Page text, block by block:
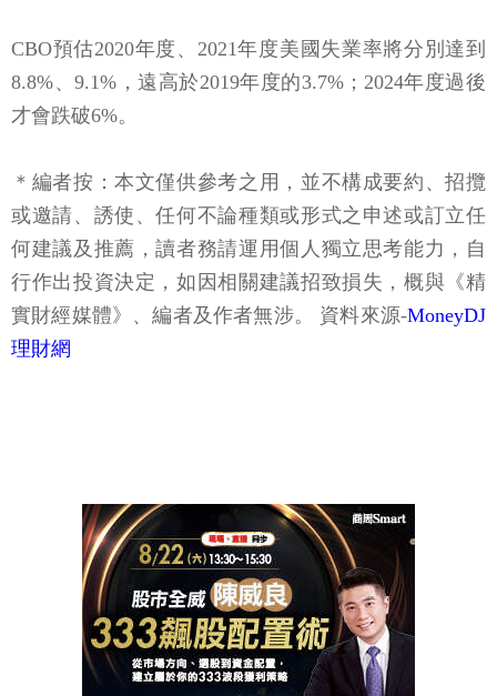
CBO預估2020年度、2021年度美國失業率將分別達到
8.8%、9.1%，遠高於2019年度的3.7%；2024年度過後
才會跌破6%。
＊編者按：本文僅供參考之用，並不構成要約、招攬
或邀請、誘使、任何不論種類或形式之申述或訂立任
何建議及推薦，讀者務請運用個人獨立思考能力，自
行作出投資決定，如因相關建議招致損失，概與《精
實財經媒體》、編者及作者無涉。 資料來源-MoneyDJ
理財網